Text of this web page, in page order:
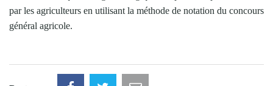
par les agriculteurs en utilisant la méthode de notation du concours
général agricole.